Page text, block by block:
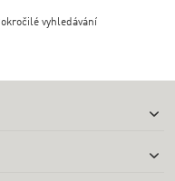
vyhledávání